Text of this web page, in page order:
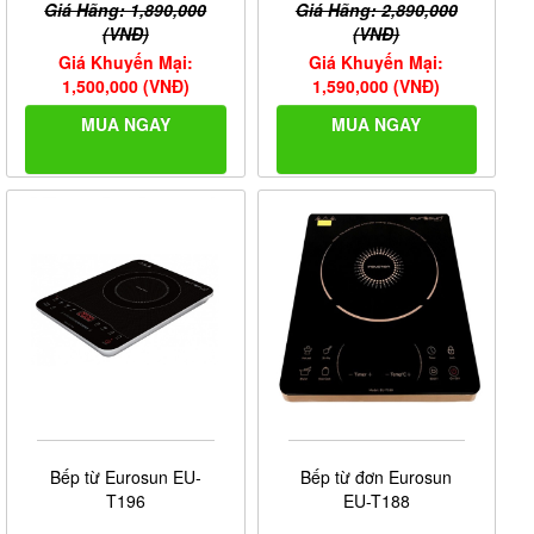
đang đun nấu.
- Hệ thống bảo vệ chống quá tải nhiệt
- Hẹn giờ tắt thông minh.
Đáy bếp
Giá Hãng: 1,890,000
(VNĐ)
Giá Khuyến Mại:
1,500,000 (VNĐ)
MUA NGAY
Giá Hãng: 2,890,000
(VNĐ)
Giá Khuyến Mại:
1,590,000 (VNĐ)
MUA NGAY
Bếp từ Eurosun EU-
T196
Bếp từ đơn Eurosun
EU-T188